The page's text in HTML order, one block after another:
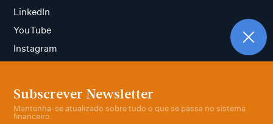
Subscrever Newsletter
Mantenha-se atualizado sobre tudo o que se passa no sistema
financeiro.
LinkedIn
YouTube
Instagram
Termos e condições
Política de privacidade